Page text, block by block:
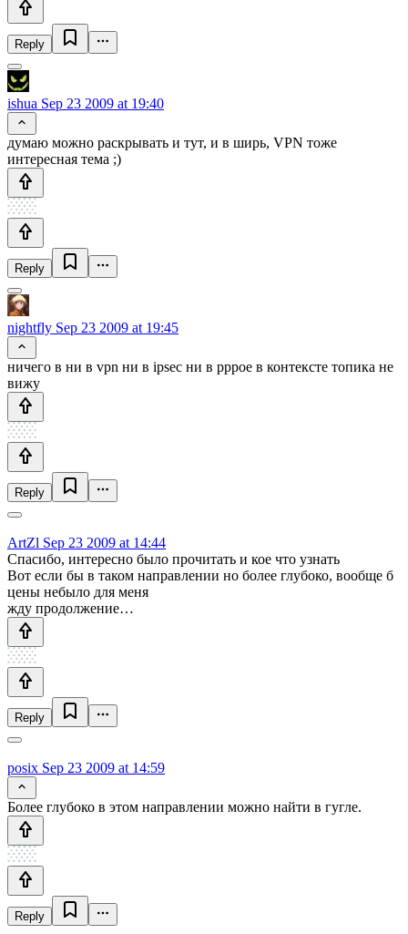
Reply
ishua Sep 23 2009 at 19:40
думаю можно раскрывать и тут, и в ширь, VPN тоже
интересная тема ;)
Reply
nightfly Sep 23 2009 at 19:45
ничего в ни в vpn ни в ipsec ни в pppoe в контексте топика не
вижу
Reply
ArtZl Sep 23 2009 at 14:44
Спасибо, интересно было прочитать и кое что узнать
Вот если бы в таком направлении но более глубоко, вообще б
цены небыло для меня
жду продолжение…
Reply
posix Sep 23 2009 at 14:59
Более глубоко в этом направлении можно найти в гугле.
Reply